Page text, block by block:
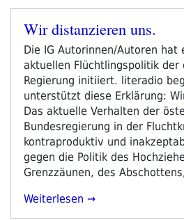
Veröffentlicht
Wir distanzieren uns.
Die IG Autorinnen/Autoren hat
aktuellen Flüchtlingspolitik der
Regierung initiiert. literadio
unterstützt diese Erklärung:
Das aktuelle Verhalten der
Bundesregierung in der
kontraproduktiv und
gegen die Politik des
Grenzzäunen, des
„Wir
Weiterlesen